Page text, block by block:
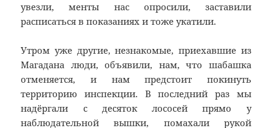
увезли, менты нас опросили, заставили
расписаться в показаниях и тоже укатили.
Утром уже другие, незнакомые, приехавшие из
Магадана люди, объявили, нам, что шабашка
отменяется, и нам предстоит покинуть
территорию инспекции. В последний раз мы
надёргали с десяток лососей прямо у
наблюдательной вышки, помахали рукой